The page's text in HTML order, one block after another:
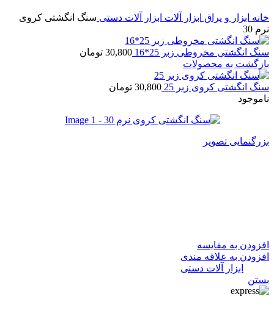
خانه ابزار و یراق ابزار آلات ابزار آلات دستی سنگ انگشتی کروی
نرم 30
سنگ انگشتی مخروطی زبر 25*16 30,800 تومان
بازگشت به محصولات
سنگ انگشتی کروی زبر 25 30,800 تومان
ناموجود
بزرگنمایی تصویر
افزودن به مقایسه
افزودن به علاقه مندی
ابزار آلات دستی
بستن